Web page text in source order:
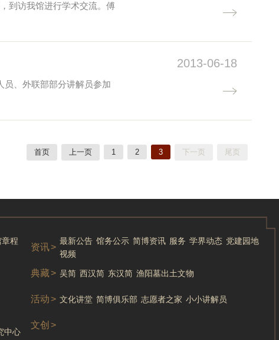
到访我馆进行学术交流。傅
员、外联部部分讲解员参加
2013-06-18
首页 上一页 1 2 3 下一页 尾页
程
资讯 >
最新公告 馆务公示 简博资讯 服务 学界动态 党建园地
视频
典藏 > 吴简 西汉简 东汉简 渔阳墓出土文物
活动 > 文化讲堂 简博俱乐部 志愿者之家 小小讲解员
中心
文创 >